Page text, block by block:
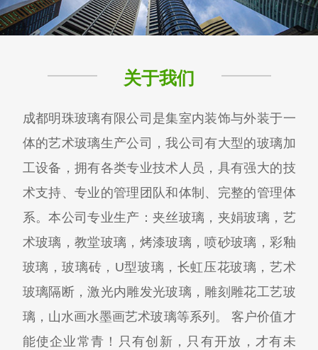
关于我们
成都明珠玻璃有限公司是集室内装饰与外装于一
体的艺术玻璃生产公司，我公司有大型的玻璃加
工设备，拥有各类专业技术人员，具有强大的技
术支持、专业的管理团队和体制、完整的管理体
系。本公司专业生产：夹丝玻璃，夹娟玻璃，艺
术玻璃，教堂玻璃，烤漆玻璃，喷砂玻璃，彩釉
玻璃，玻璃砖，U型玻璃，长虹压花玻璃，艺术
玻璃隔断，激光内雕发光玻璃，雕刻雕花工艺玻
璃，山水画水墨画艺术玻璃等系列。 客户价值才
能使企业常青！只有创新，只有开放，才有未